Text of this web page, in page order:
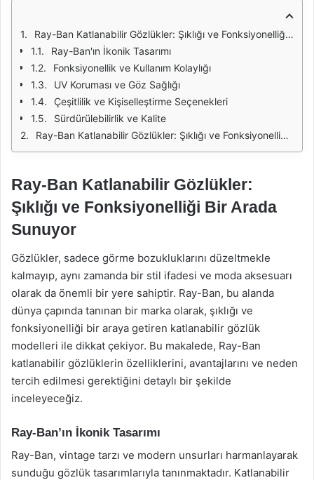
Ray-Ban Katlanabilir Gözlükler: Şıklığı ve Fonksiyonelliği Bir Arada Sunuyor
Ray-Ban'ın İkonik Tasarımı
Fonksiyonellik ve Kullanım Kolaylığı
UV Koruması ve Göz Sağlığı
Çeşitlilik ve Kişiselleştirme Seçenekleri
Sürdürülebilirlik ve Kalite
Ray-Ban Katlanabilir Gözlükler: Şıklığı ve Fonksiyonelliği Bir Arada Sunuyor
Ray-Ban Katlanabilir Gözlükler:
Şıklığı ve Fonksiyonelliği Bir Arada
Sunuyor
Gözlükler, sadece görme bozukluklarını düzeltmekle
kalmayıp, aynı zamanda bir stil ifadesi ve moda aksesuarı
olarak da önemli bir yere sahiptir. Ray-Ban, bu alanda
dünya çapında tanınan bir marka olarak, şıklığı ve
fonksiyonelliği bir araya getiren katlanabilir gözlük
modelleri ile dikkat çekiyor. Bu makalede, Ray-Ban
katlanabilir gözlüklerin özelliklerini, avantajlarını ve neden
tercih edilmesi gerektiğini detaylı bir şekilde
inceleyeceğiz.
Ray-Ban’ın İkonik Tasarımı
Ray-Ban, vintage tarzı ve modern unsurları harmanlayarak
sunduğu gözlük tasarımlarıyla tanınmaktadır. Katlanabilir